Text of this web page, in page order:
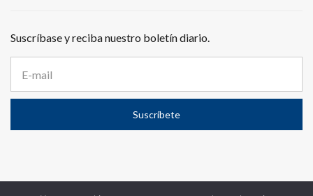
Suscríbase y reciba nuestro boletín diario.
r
e
c
d
Suscríbete